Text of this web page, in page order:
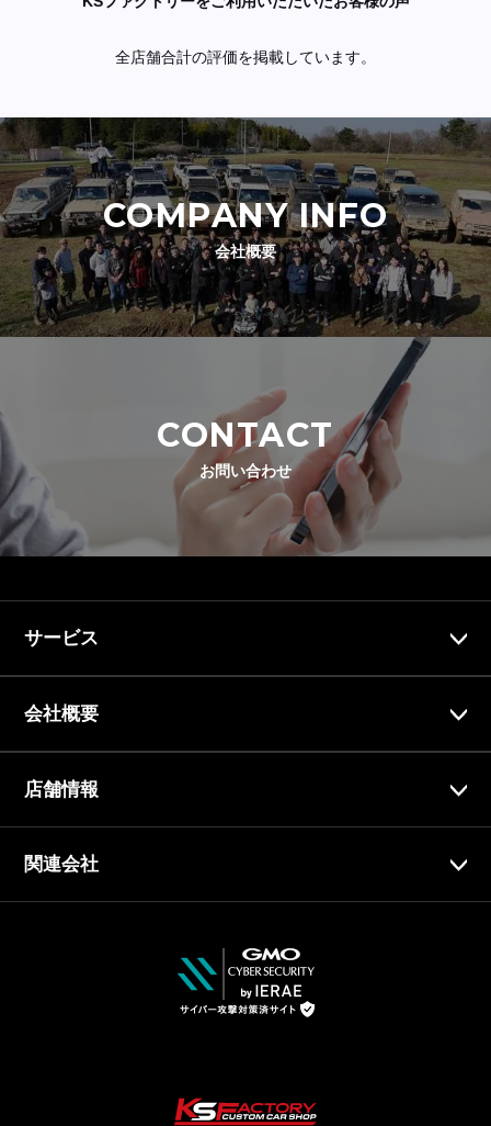
全店舗合計の評価を掲載しています。
COMPANY INFO
会社概要
CONTACT
お問い合わせ
サービス
会社概要
店舗情報
関連会社